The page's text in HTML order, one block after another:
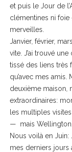
et puis le Jour de
clémentines ni foie
merveilles.
Janvier, février,
vite. J’ai trouvé
tissé des liens très
qu’avec mes amis.
deuxième maison,
extraordinaires:
les multiples
— mais
Nous voilà en Juin:
mes derniers jours